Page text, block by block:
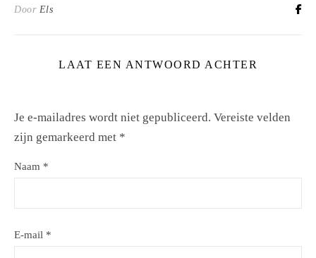
Door Els
LAAT EEN ANTWOORD ACHTER
Je e-mailadres wordt niet gepubliceerd. Vereiste velden
zijn gemarkeerd met *
Naam *
E-mail *